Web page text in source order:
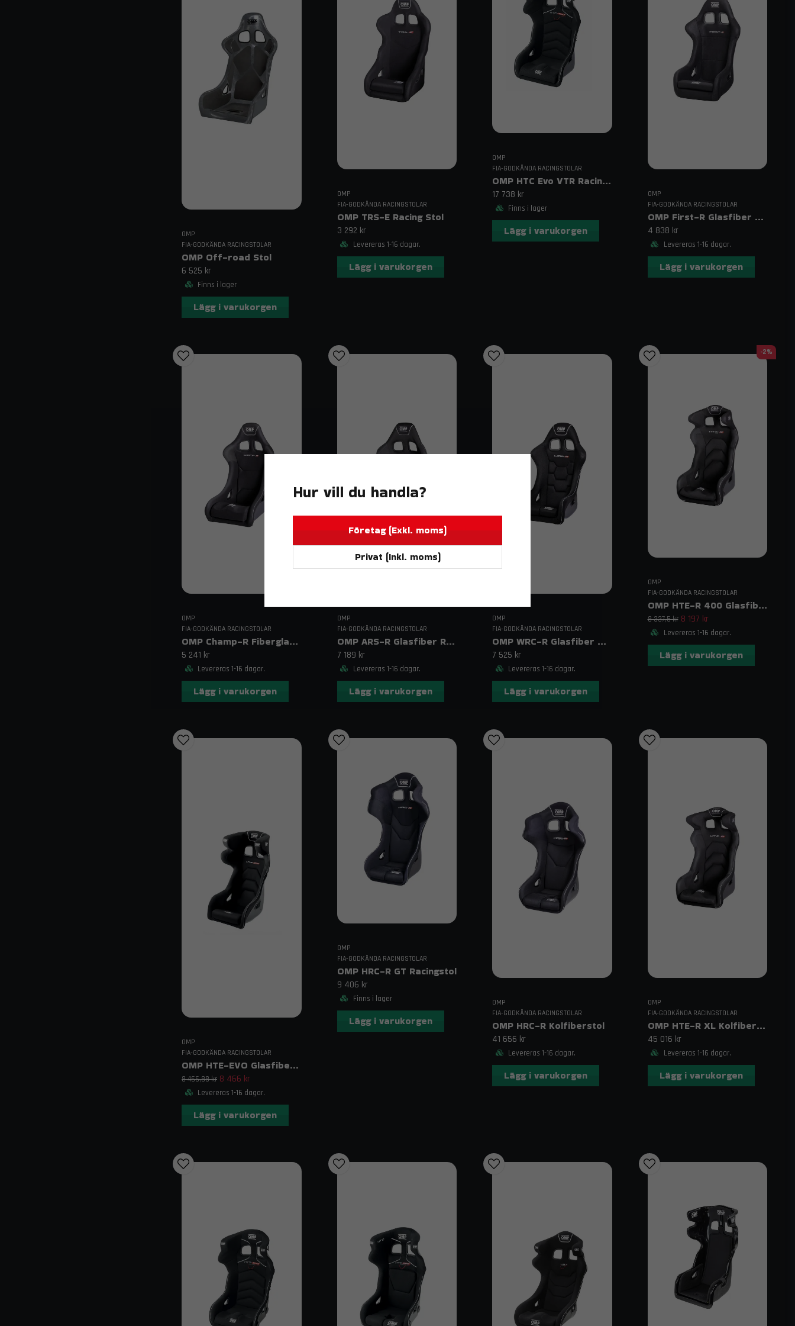
bilens originalbälten på ett säkert sätt vid sidan av stolen.
Frakt & Leverans
Fri frakt över 1995 kr inom Sverige!
Kontakt & Support
Behöver du hjälp att verifiera rätt del till din bil? Kontakta oss på så hjälper vi dig med personlig rådgivning.
OMP
FIA-GODKÄNDA RACINGSTOLAR
OMP Off-road Stol
6 525 kr
Finns i lager
Lägg i varukorgen
OMP
FIA-GODKÄNDA RACINGSTOLAR
OMP TRS-E Racing Stol
3 292 kr
Levereras 1-16 dagar.
Lägg i varukorgen
OMP
FIA-GODKÄNDA RACINGSTOLAR
OMP HTC Evo VTR Racingstol
17 738 kr
Finns i lager
Lägg i varukorgen
OMP
FIA-GODKÄNDA RACINGSTOLAR
OMP First-R Glasfiber Racingstol
4 838 kr
Levereras 1-16 dagar.
Lägg i varukorgen
OMP
FIA-GODKÄNDA RACINGSTOLAR
OMP Champ-R Fiberglas Racingstol
5 241 kr
Levereras 1-16 dagar.
Lägg i varukorgen
OMP
FIA-GODKÄNDA RACINGSTOLAR
OMP ARS-R Glasfiber Racingstol
7 189 kr
Levereras 1-16 dagar.
Lägg i varukorgen
OMP
FIA-GODKÄNDA RACINGSTOLAR
OMP WRC-R Glasfiber Racingstol
7 525 kr
Levereras 1-16 dagar.
Lägg i varukorgen
OMP
FIA-GODKÄNDA RACINGSTOLAR
OMP HTE-R 400 Glasfiber Racingstol
8 337,5 kr 8 197 kr
Levereras 1-16 dagar.
Lägg i varukorgen
-2%
OMP
FIA-GODKÄNDA RACINGSTOLAR
OMP HTE-EVO Glasfiber Racingstol
8 466,88 kr 8 466 kr
Levereras 1-16 dagar.
Lägg i varukorgen
OMP
FIA-GODKÄNDA RACINGSTOLAR
OMP HRC-R GT Racingstol
9 406 kr
Finns i lager
Lägg i varukorgen
OMP
FIA-GODKÄNDA RACINGSTOLAR
OMP HRC-R Kolfiberstol
41 656 kr
Levereras 1-16 dagar.
Lägg i varukorgen
OMP
FIA-GODKÄNDA RACINGSTOLAR
OMP HTE-R XL Kolfiber Racingstol
45 016 kr
Levereras 1-16 dagar.
Lägg i varukorgen
Hur vill du handla?
Företag (Exkl. moms)
Privat (Inkl. moms)